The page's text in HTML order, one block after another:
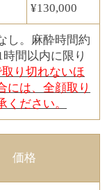
¥130,000
し。麻酔時間約
間以内に限り
り切れないほ
には、全顔取り
ださい。
価格